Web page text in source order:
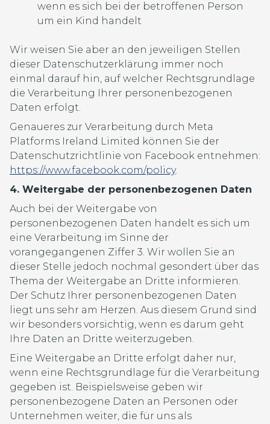
wenn es sich bei der betroffenen Person
um ein Kind handelt
Wir weisen Sie aber an den jeweiligen Stellen
dieser Datenschutzerklärung immer noch
einmal darauf hin, auf welcher Rechtsgrundlage
die Verarbeitung Ihrer personenbezogenen
Daten erfolgt.
Genaueres zur Verarbeitung durch Meta
Platforms Ireland Limited können Sie der
Datenschutzrichtlinie von Facebook entnehmen:
https://www.facebook.com/policy.
4. Weitergabe der personenbezogenen Daten
Auch bei der Weitergabe von
personenbezogenen Daten handelt es sich um
eine Verarbeitung im Sinne der
vorangegangenen Ziffer 3. Wir wollen Sie an
dieser Stelle jedoch nochmal gesondert über das
Thema der Weitergabe an Dritte informieren.
Der Schutz Ihrer personenbezogenen Daten
liegt uns sehr am Herzen. Aus diesem Grund sind
wir besonders vorsichtig, wenn es darum geht
Ihre Daten an Dritte weiterzugeben.
Eine Weitergabe an Dritte erfolgt daher nur,
wenn eine Rechtsgrundlage für die Verarbeitung
gegeben ist. Beispielsweise geben wir
personenbezogene Daten an Personen oder
Unternehmen weiter, die für uns als